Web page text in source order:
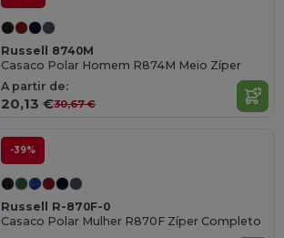
Russell 8740M
Casaco Polar Homem R874M Meio Zíper
A partir de:
20,13 €30,67 €
-39%
Russell R-870F-0
Casaco Polar Mulher R870F Zíper Completo